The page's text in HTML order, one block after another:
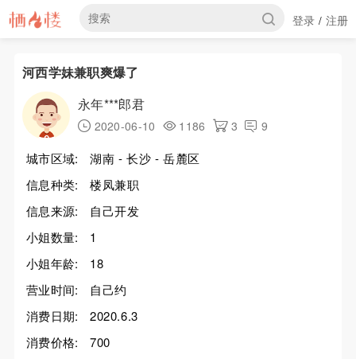
登录 / 注册
河西学妹兼职爽爆了
永年***郎君
2020-06-10 1186 3 9
城市区域:
湖南 - 长沙 - 岳麓区
信息种类:
楼凤兼职
信息来源:
自己开发
小姐数量:
1
小姐年龄:
18
营业时间:
自己约
消费日期:
2020.6.3
消费价格:
700